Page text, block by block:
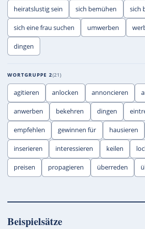
heiratslustig sein sich bemühen sich
sich eine frau suchen umwerben
dingen
WORTGRUPPE 2 21
agitieren anlocken annoncieren
anwerben bekehren dingen
empfehlen gewinnen für hausieren
inserieren interessieren keilen
preisen propagieren überreden
Beispielsätze